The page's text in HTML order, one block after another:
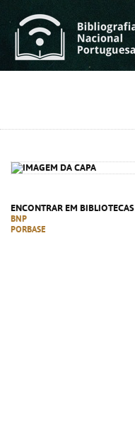
ENCONTRAR EM BIBLIOTECAS
BNP
PORBASE